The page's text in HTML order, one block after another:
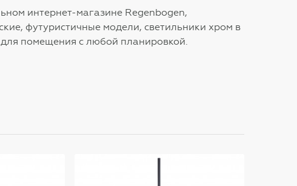
интернет-магазине Regenbogen,
футуристичные модели, светильники хром в
помещения с любой планировкой.